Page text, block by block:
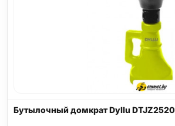
Бутылочный домкрат Dyllu DTJZ2520